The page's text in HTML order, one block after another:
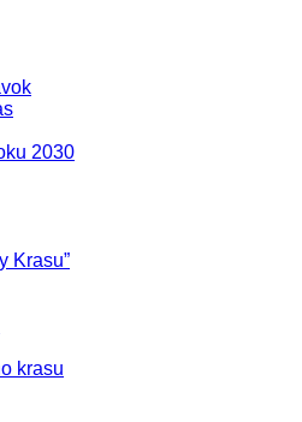
2030
Krasu”
krasu